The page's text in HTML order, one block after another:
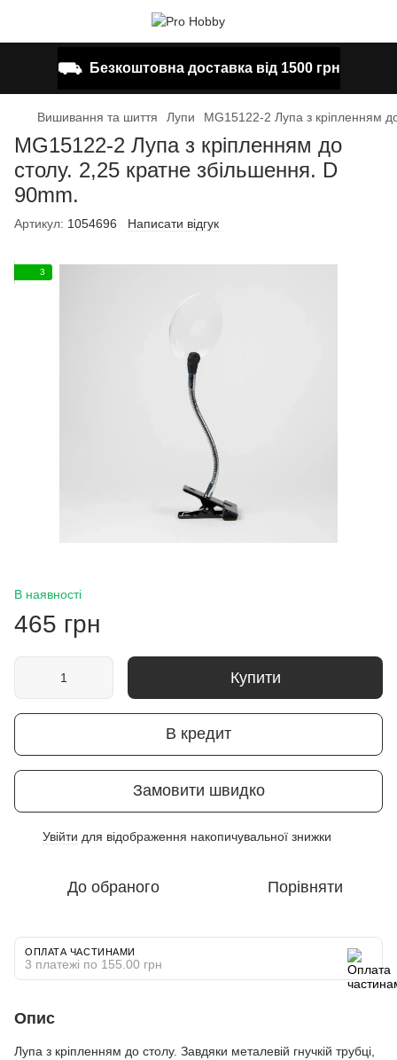
⛟ Безкоштовна доставка від 1500 грн
Вишивання та шиття Лупи MG15122-2 Лупа з кріпленням
MG15122-2 Лупа з кріпленням до
столу. 2,25 кратне збільшення. D
90mm.
Артикул: 1054696 Написати відгук
3
В наявності
465 грн
Купити
В кредит
Замовити швидко
Увійти для відображення накопичувальної знижки
До обраного Порівняти
ОПЛАТА ЧАСТИНАМИ
3 платежі по 155.00 грн
Опис
Лупа з кріпленням до столу. Завдяки металевій гнучкій трубці,